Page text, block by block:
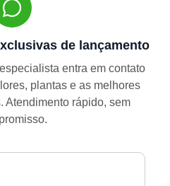
de lançamento
entra em contato
plantas e as melhores
Atendimento rápido, sem